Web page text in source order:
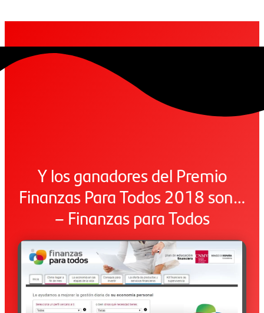
Y los ganadores del Premio
Finanzas Para Todos 2018 son…
– Finanzas para Todos